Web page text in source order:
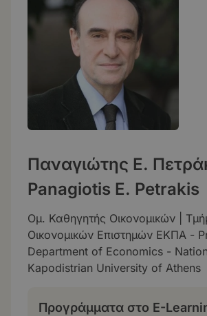
Παναγιώτης Ε.
Panagiotis E. Petrakis
Ομ. Καθηγητής Οικονομικών |
Οικονομικών Επιστημών ΕΚΠΑ -
Department of Economics -
Kapodistrian University of Athens
Προγράμματα στο E-